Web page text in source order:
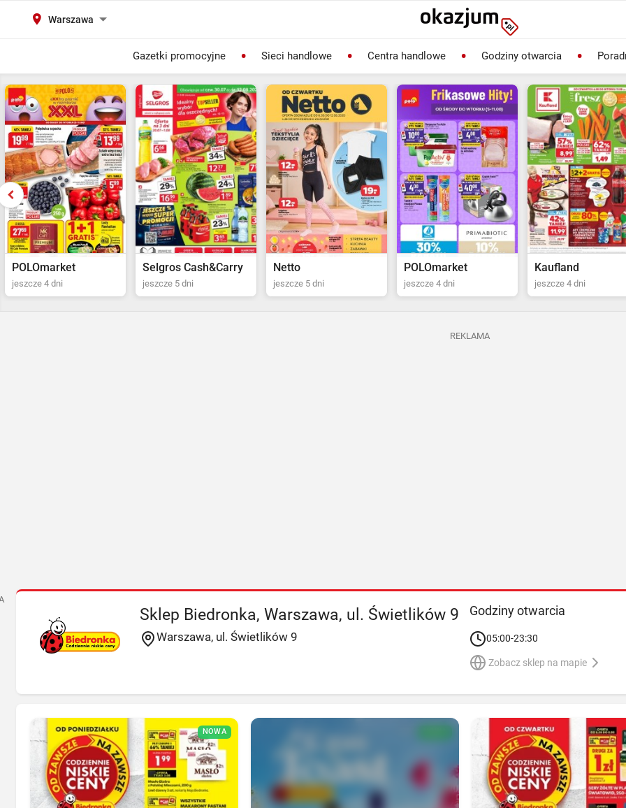
Warszawa
Gazetki promocyjne Sieci handlowe Centra handlowe Godziny otwarcia
Selgros Cash&Carry
jeszcze 5 dni
Netto
jeszcze 5 dni
POLOmarket
jeszcze 4 dni
Kaufland
jeszcze 4 dni
Biedronka
ostatni dzień jutro
REKLAMA
Sklep Biedronka, Warszawa, ul. Świetlików 9
Warszawa, ul. Świetlików 9
Godziny otwarcia
05:00-23:30
Zobacz sklep na mapie
NOWA